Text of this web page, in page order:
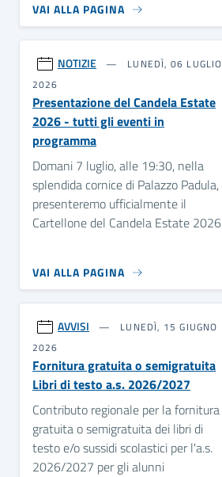
VAI ALLA PAGINA
NOTIZIE
LUNEDÌ, 06 LUGLIO
2026
Presentazione del Candela Estate
2026 - tutti gli eventi in
programma
Domani 7 luglio, alle 19:30, nella
splendida cornice di Palazzo Padula,
presenteremo ufficialmente il
Cartellone del Candela Estate 2026
VAI ALLA PAGINA
AVVISI
LUNEDÌ, 15 GIUGNO
2026
Fornitura gratuita o semigratuita
Libri di testo a.s. 2026/2027
Contributo regionale per la fornitura
gratuita o semigratuita dei libri di
testo e/o sussidi scolastici per l'a.s.
2026/2027 per gli alunni